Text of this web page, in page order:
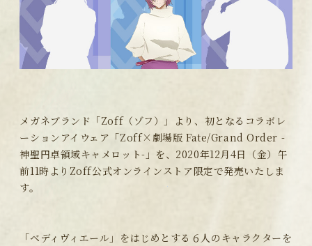
メガネブランド「Zoff（ゾフ）」より、初となるコラボレ
ーションアイウェア「Zoff×劇場版 Fate/Grand Order -
神聖円卓領域キャメロット-」を、2020年12月4日（金）午
前11時よりZoff公式オンラインストア限定で発売いたしま
す。
「ベディヴィエール」をはじめとする６人のキャラクターを